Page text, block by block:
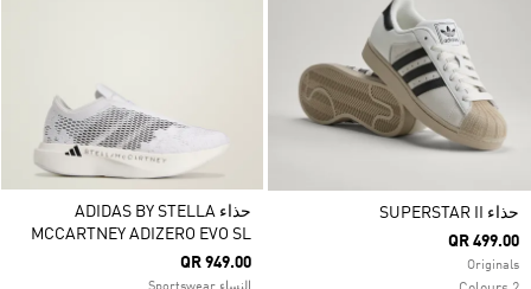
حذاء SUPERSTAR II
QR 499.00
Originals
حذاء ADIDAS BY STELLA
MCCARTNEY ADIZERO EVO SL
QR 949.00